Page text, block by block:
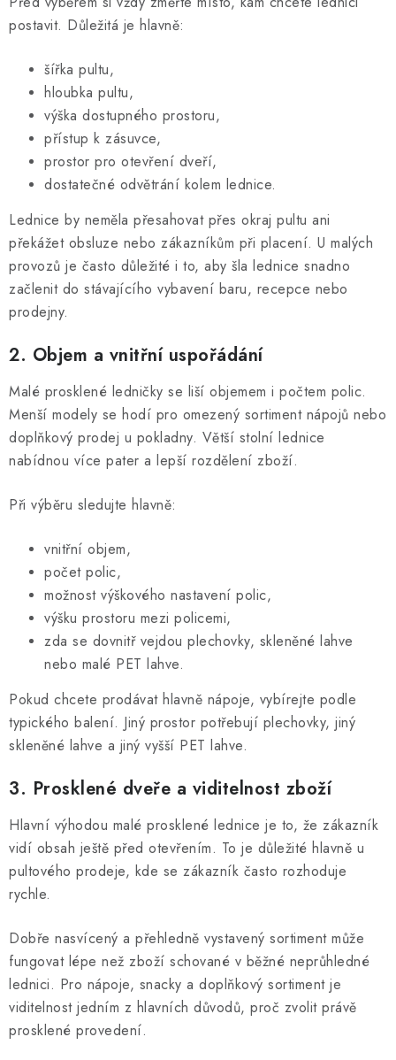
u
postavit. Důležitá je hlavně:
šířka pultu,
hloubka pultu,
výška dostupného prostoru,
přístup k zásuvce,
prostor pro otevření dveří,
dostatečné odvětrání kolem lednice.
Lednice by neměla přesahovat přes okraj pultu ani
překážet obsluze nebo zákazníkům při placení. U malých
provozů je často důležité i to, aby šla lednice snadno
začlenit do stávajícího vybavení baru, recepce nebo
prodejny.
2. Objem a vnitřní uspořádání
Malé prosklené ledničky se liší objemem i počtem polic.
Menší modely se hodí pro omezený sortiment nápojů nebo
doplňkový prodej u pokladny. Větší stolní lednice
nabídnou více pater a lepší rozdělení zboží.
Při výběru sledujte hlavně:
vnitřní objem,
počet polic,
možnost výškového nastavení polic,
výšku prostoru mezi policemi,
zda se dovnitř vejdou plechovky, skleněné lahve
nebo malé PET lahve.
Pokud chcete prodávat hlavně nápoje, vybírejte podle
typického balení. Jiný prostor potřebují plechovky, jiný
skleněné lahve a jiný vyšší PET lahve.
3. Prosklené dveře a viditelnost zboží
Hlavní výhodou malé prosklené lednice je to, že zákazník
vidí obsah ještě před otevřením. To je důležité hlavně u
pultového prodeje, kde se zákazník často rozhoduje
rychle.
Dobře nasvícený a přehledně vystavený sortiment může
fungovat lépe než zboží schované v běžné neprůhledné
lednici. Pro nápoje, snacky a doplňkový sortiment je
viditelnost jedním z hlavních důvodů, proč zvolit právě
prosklené provedení.